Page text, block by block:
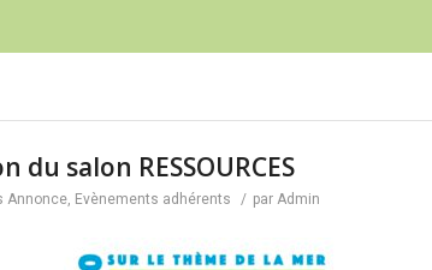
du salon RESSOURCES
Annonce, Evènements adhérents / par Admin